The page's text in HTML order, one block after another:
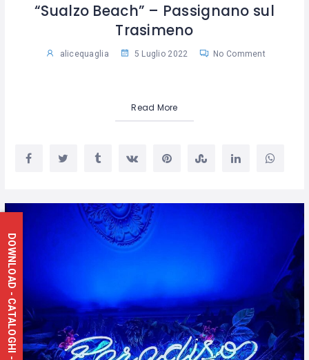
“Sualzo Beach” – Passignano sul
Trasimeno
alicequaglia 5 Luglio 2022 No Comment
Read More